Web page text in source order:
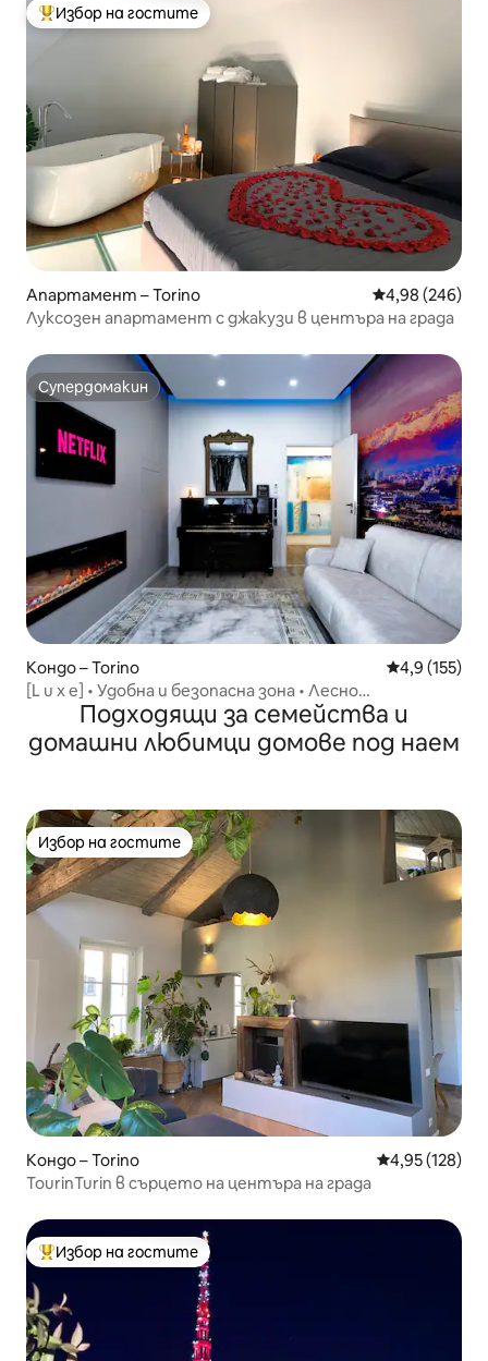
Най-популярен избор на гостите
Избор на гостите
Апартамент – Torino Средна
4,98 (246)
Луксозен апартамент с джакузи в центъра на града
Супердомакин
Супердомакин
Кондо – Torino Средна
4,9 (155)
[L u x e] • Удобна и безопасна зона • Лесно
настаняване
Подходящи за семейства и
домашни любимци домове под наем
Избор на гостите
Избор на гостите
Кондо – Torino Средна
4,95 (128)
TourinTurin в сърцето на центъра на града
Най-популярен избор на гостите
Избор на гостите